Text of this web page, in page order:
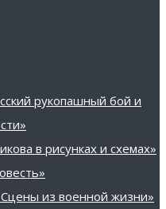
рукопашный бой и
в рисунках и схемах»
из военной жизни»